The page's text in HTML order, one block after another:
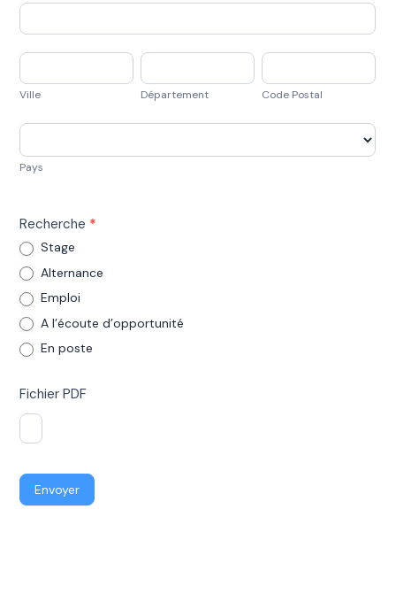
Addresse
Ville
Ville
Département
Département
Code
Postal
Code Postal
Pays
Pays
Recherche *
Stage
Alternance
Emploi
A l’écoute d’opportunité
En poste
Fichier PDF
Envoyer